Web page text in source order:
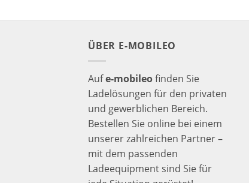
ÜBER E-MOBILEO
Aufe-mobileofinden Sie
Ladelösungen für den privaten
und gewerblichen Bereich.
Bestellen Sie online bei einem
unserer zahlreichen Partner –
mit dem passenden
Ladeequipment sind Sie für